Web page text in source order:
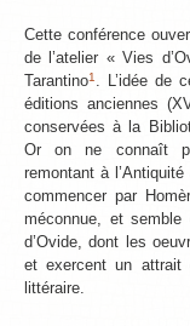
Cette conférence
de l’atelier « Vies
Tarantino1 . L’idée de
éditions anciennes
conservées à la
Or on ne connaît
remontant à
commencer par
méconnue, et semble
d’Ovide, dont les
et exercent un attrait
littéraire.